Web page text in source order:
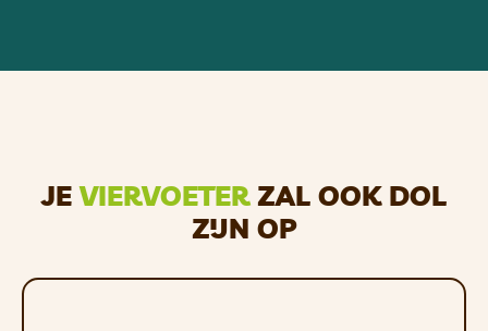
JEVIERVOETERZAL OOK DOL
ZIJN OP